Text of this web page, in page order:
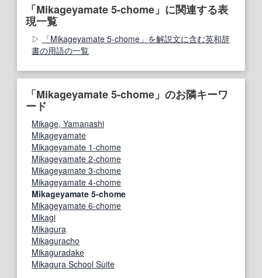
「Mikageyamate 5-chome」に関連する表
現一覧
「Mikageyamate 5-chome」を解説文に含む英和辞
書の用語の一覧
「Mikageyamate 5-chome」のお隣キーワ
ード
Mikage, Yamanashi
Mikageyamate
Mikageyamate 1-chome
Mikageyamate 2-chome
Mikageyamate 3-chome
Mikageyamate 4-chome
Mikageyamate 5-chome
Mikageyamate 6-chome
Mikagi
Mikagura
Mikaguracho
Mikaguradake
Mikagura School Suite